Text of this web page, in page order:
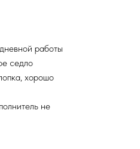
работы
седло
хорошо
не